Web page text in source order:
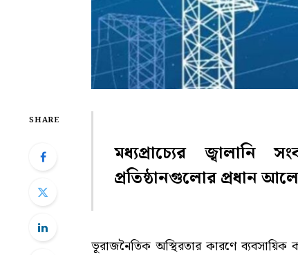
SHARE
মধ্যপ্রাচ্যের
প্রতিষ্ঠানগুলোর প্রধান
ভূরাজনৈতিক অস্থিরতার কারণে ব্যবসায়িক